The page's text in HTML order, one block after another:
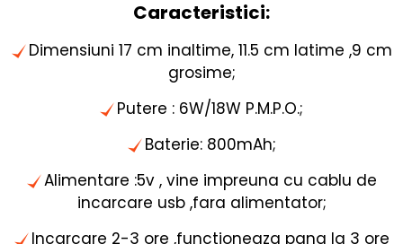
Caracteristici:
Dimensiuni 17 cm inaltime, 11.5 cm latime ,9 cm
grosime;
Putere : 6W/18W P.M.P.O.;
Baterie: 800mAh;
Alimentare :5v , vine impreuna cu cablu de
incarcare usb ,fara alimentator;
Incarcare 2-3 ore ,functioneaza pana la 3 ore